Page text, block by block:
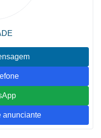
anunciante